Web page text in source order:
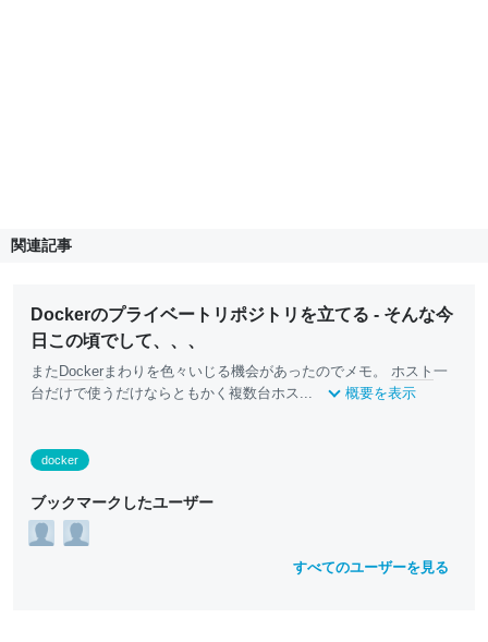
関連記事
Dockerのプライベートリポジトリを立てる - そんな今
日この頃でして、、、
また Dockerまわりを色々いじる機会があったのでメモ。 ホスト 一
台だけで使うだけならともかく複数台ホス...
概要を表示
docker
ブックマークしたユーザー
すべてのユーザーを見る